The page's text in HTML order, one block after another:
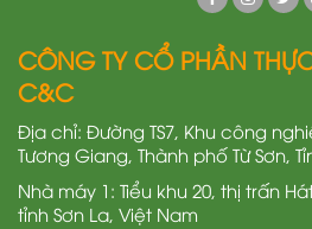
CÔNG TY CỔ PHẦN
C&C
Địa chỉ: Đường TS7, Khu công
Tương Giang, Thành phố Từ Sơn,
Nhà máy 1: Tiểu khu 20, thị trấn
tỉnh Sơn La, Việt Nam